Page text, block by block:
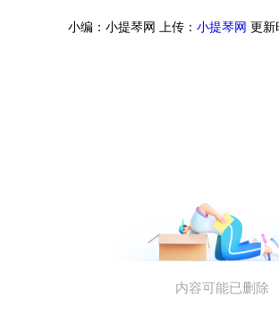
小编：小提琴网 上传： 小提琴网 更新